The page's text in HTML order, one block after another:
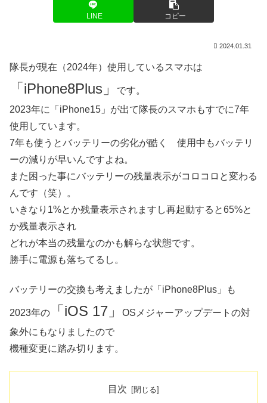
LINE コピー
2024.01.31
隊長が現在（2024年）使用しているスマホは
「iPhone8Plus」
です。
2023年に「iPhone15」が出て隊長のスマホもすでに7年
使用しています。
7年も使うとバッテリーの劣化が酷く 使用中もバッテリ
ーの減りが早いんですよね。
また困った事にバッテリーの残量表示がコロコロと変わる
んです（笑）。
いきなり1%とか残量表示されますし再起動すると65%と
か残量表示され
どれが本当の残量なのかも解らな状態です。
勝手に電源も落ちてるし。
バッテリーの交換も考えましたが「iPhone8Plus」も
2023年の 「iOS 17」
OSメジャーアップデートの対
象外にもなりましたので
機種変更に踏み切ります。
目次